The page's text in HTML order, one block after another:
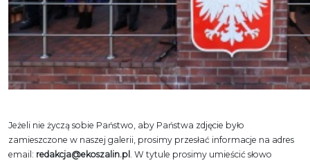
Jeżeli nie życzą sobie Państwo, aby Państwa zdjęcie było
zamieszczone w naszej galerii, prosimy przesłać informacje na adres
email: redakcja@ekoszalin.pl . W tytule prosimy umieścić słowo